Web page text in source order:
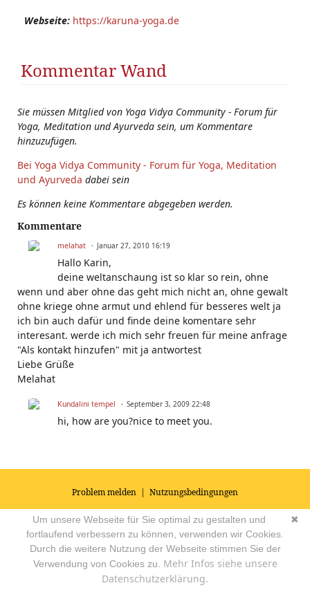
Webseite: https://karuna-yoga.de
Kommentar Wand
Sie müssen Mitglied von Yoga Vidya Community - Forum für
Yoga, Meditation und Ayurveda sein, um Kommentare
hinzuzufügen.
Bei Yoga Vidya Community - Forum für Yoga, Meditation
und Ayurveda dabei sein
Es können keine Kommentare abgegeben werden.
Kommentare
melahat Januar 27, 2010 16:19
Hallo Karin,
deine weltanschaung ist so klar so rein, ohne
wenn und aber ohne das geht mich nicht an, ohne gewalt
ohne kriege ohne armut und ehlend für besseres welt ja
ich bin auch dafür und finde deine komentare sehr
interesant. werde ich mich sehr freuen für meine anfrage
"Als kontakt hinzufen" mit ja antwortest
Liebe Grüße
Melahat
Kundalini tempel September 3, 2009 22:48
hi, how are you?nice to meet you.
Problem melden | Nutzungsbedingungen
© 2026Impressum|Datenschutz|AGB's| Yoga Vidya Community -
Forum für Yoga, Meditation und Ayurveda Powered by
✖
Um unsere Webseite für Sie optimal zu gestalten und
fortlaufend verbessern zu können, verwenden wir Cookies.
Durch die weitere Nutzung der Webseite stimmen Sie der
Verwendung von Cookies zu. Mehr Infos siehe unsere
Datenschutzerklärung.